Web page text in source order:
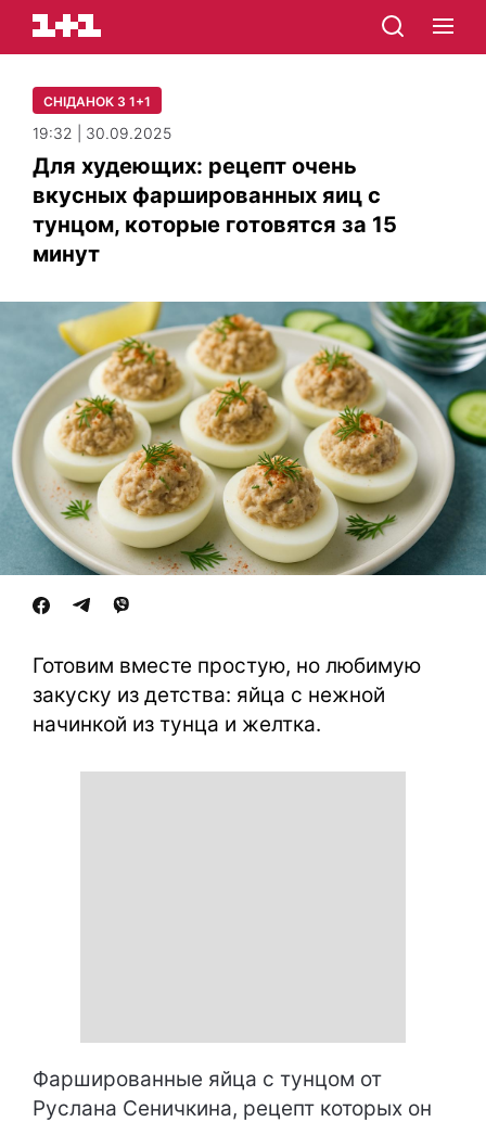
СНІДАНОК З 1+1
19:32 | 30.09.2025
Для худеющих: рецепт очень
вкусных фаршированных яиц с
тунцом, которые готовятся за 15
минут
Готовим вместе простую, но любимую
закуску из детства: яйца с нежной
начинкой из тунца и желтка.
Фаршированные яйца с тунцом от
Руслана Сеничкина, рецепт которых он